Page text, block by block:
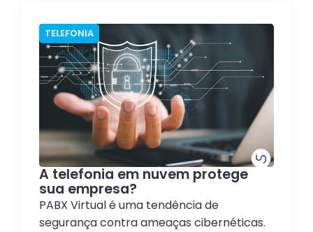
TELEFONIA
A telefonia em nuvem protege
sua empresa?
PABX Virtual é uma tendência de
segurança contra ameaças cibernéticas.